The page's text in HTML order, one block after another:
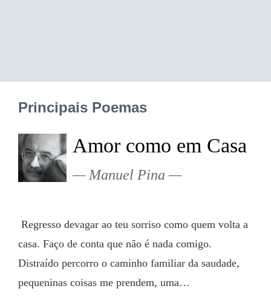
Principais Poemas
Amor como em Casa
Manuel Pina
casa. Faço de conta que não é nada comigo.
Distraído percorro o caminho familiar da saudade,
pequeninas coisas me prendem, uma…